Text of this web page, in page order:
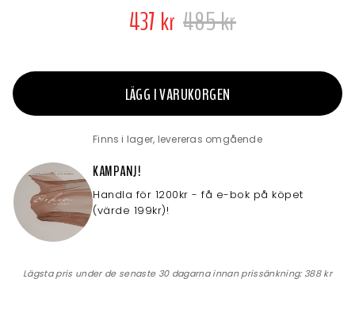
437 kr 485 kr
LÄGG I VARUKORGEN
Finns i lager, levereras omgående
KAMPANJ!
Handla för 1200kr - få e-bok på köpet
(värde 199kr)!
Lägsta pris under de senaste 30 dagarna innan prissänkning: 388 kr